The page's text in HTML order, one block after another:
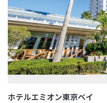
ホテルエミオン東京ベイ